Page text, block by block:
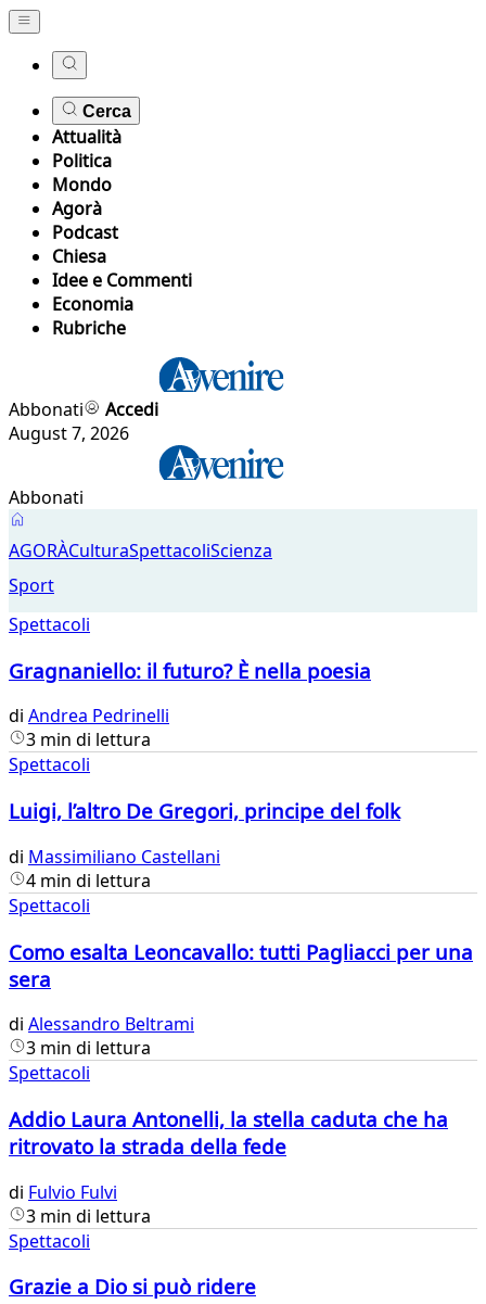
Cerca
Attualità
Politica
Mondo
Agorà
Podcast
Chiesa
Idee e Commenti
Economia
Rubriche
Abbonati
Accedi
August 7, 2026
Abbonati
Spettacoli
AGORÀCulturaSpettacoliScienza
Sport
Spettacoli
Gragnaniello: il futuro? È nella poesia
di Andrea Pedrinelli
3 min di lettura
Spettacoli
Luigi, l’altro De Gregori, principe del folk
di Massimiliano Castellani
4 min di lettura
Spettacoli
Como esalta Leoncavallo: tutti Pagliacci per una
sera
di Alessandro Beltrami
3 min di lettura
Spettacoli
Addio Laura Antonelli, la stella caduta che ha
ritrovato la strada della fede
di Fulvio Fulvi
3 min di lettura
Spettacoli
Grazie a Dio si può ridere